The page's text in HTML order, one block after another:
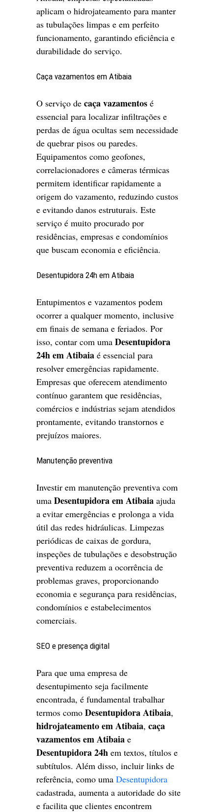
aplicam o hidrojateamento para manter
as tubulações limpas e em perfeito
funcionamento, garantindo eficiência e
durabilidade do serviço.
Caça vazamentos em Atibaia
O serviço de caça vazamentos é
essencial para localizar infiltrações e
perdas de água ocultas sem necessidade
de quebrar pisos ou paredes.
Equipamentos como geofones,
correlacionadores e câmeras térmicas
permitem identificar rapidamente a
origem do vazamento, reduzindo custos
e evitando danos estruturais. Este
serviço é muito procurado por
residências, empresas e condomínios
que buscam economia e eficiência.
Desentupidora 24h em Atibaia
Entupimentos e vazamentos podem
ocorrer a qualquer momento, inclusive
em finais de semana e feriados. Por
isso, contar com uma Desentupidora
24h em Atibaia é essencial para
resolver emergências rapidamente.
Empresas que oferecem atendimento
contínuo garantem que residências,
comércios e indústrias sejam atendidos
prontamente, evitando transtornos e
prejuízos maiores.
Manutenção preventiva
Investir em manutenção preventiva com
uma Desentupidora em Atibaia ajuda
a evitar emergências e prolonga a vida
útil das redes hidráulicas. Limpezas
periódicas de caixas de gordura,
inspeções de tubulações e desobstrução
preventiva reduzem a ocorrência de
problemas graves, proporcionando
economia e segurança para residências,
condomínios e estabelecimentos
comerciais.
SEO e presença digital
Para que uma empresa de
desentupimento seja facilmente
encontrada, é fundamental trabalhar
termos como Desentupidora Atibaia,
hidrojateamento em Atibaia, caça
vazamentos em Atibaia e
Desentupidora 24h em textos, títulos e
subtítulos. Além disso, incluir links de
referência, como uma Desentupidora
cadastrada, aumenta a autoridade do site
e facilita que clientes encontrem